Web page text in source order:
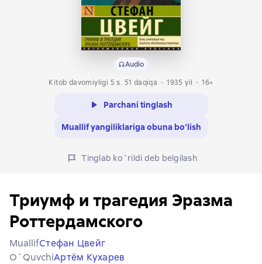
Audio
Kitob davomiyligi 5 s. 51 daqiqa
1935 yil 16+
Parchani tinglash
Muallif yangiliklariga obuna bo‘lish
Tinglab ko`rildi deb belgilash
Триумф и трагедия Эразма
Роттердамского
MuallifСтефан Цвейг
O`quvchiАртём Кухарев